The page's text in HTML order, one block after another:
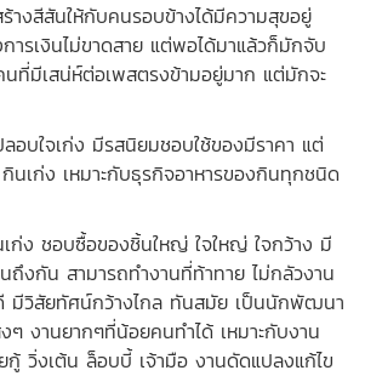
สีสันให้กับคนรอบข้างได้มีความสุขอยู่
ารเงินไม่ขาดสาย แต่พอได้มาแล้วก็มักจับ
นที่มีเสน่ห์ต่อเพสตรงข้ามอยู่มาก แต่มักจะ
ใจเก่ง มีรสนิยมชอบใช้ของมีราคา แต่
นเก่ง เหมาะกับธุรกิจอาหารของกินทุกชนิด
ง ชอบซื้อของชิ้นใหญ่ ใจใหญ่ ใจกว้าง มี
งกัน สามารถทำงานที่ท้าทาย ไม่กลัวงาน
ดี มีวิสัยทัศน์กว้างไกล ทันสมัย เป็นนักพัฒนา
ๆ งานยากๆที่น้อยคนทำได้ เหมาะกับงาน
วิ่งเต้น ล็อบบี้ เจ้ามือ งานดัดแปลงแก้ไข